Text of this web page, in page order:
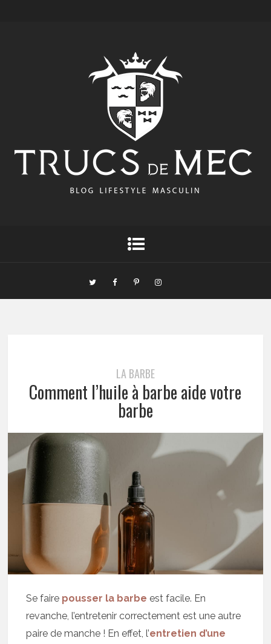
LA BARBE
Comment l’huile à barbe aide votre
barbe
Se faire pousser la barbe est facile. En
revanche, l’entretenir correctement est une autre
paire de manche ! En effet, l’entretien d’une